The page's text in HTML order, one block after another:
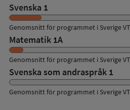
Svenska 1
Genomsnitt för programmet i Sverige
Matematik 1A
Genomsnitt för programmet i Sverige
Svenska som andraspråk 1
Genomsnitt för programmet i Sverige